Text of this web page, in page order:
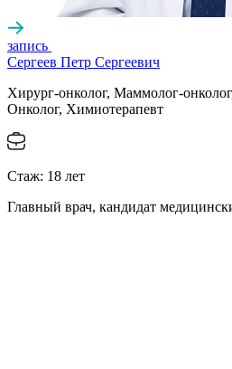
запись
Сергеев Петр Сергеевич
Хирург-онколог, Маммолог-
Онколог, Химиотерапевт
Стаж: 18 лет
Главный врач, кандидат